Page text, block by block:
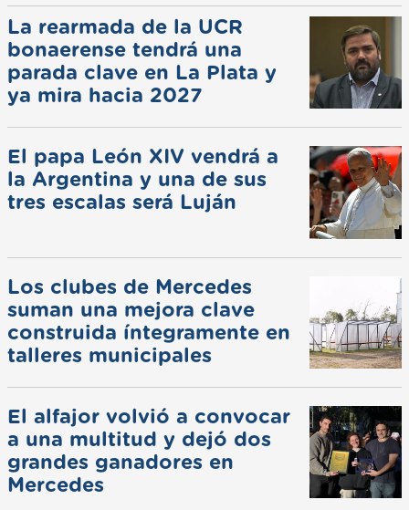
La rearmada de la UCR
bonaerense tendrá una
parada clave en La Plata y
ya mira hacia 2027
El papa León XIV vendrá a
la Argentina y una de sus
tres escalas será Luján
Los clubes de Mercedes
suman una mejora clave
construida íntegramente en
talleres municipales
El alfajor volvió a convocar
a una multitud y dejó dos
grandes ganadores en
Mercedes